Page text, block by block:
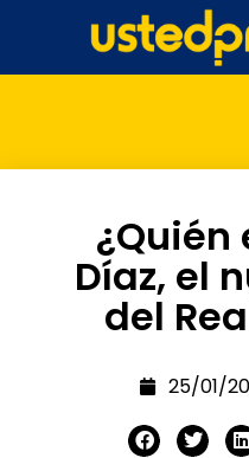
¿Quién
Díaz, el
del
25/01/